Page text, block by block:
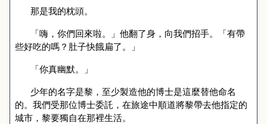
那是我的枕頭。
「嗨，你們回來啦。」他翻了身，向我們招手。「有帶
些好吃的嗎？肚子快餓扁了。」
「你真幽默。」
少年的名字是黎，至少製造他的博士是這麼替他命名
的。我們受那位博士委託，在旅途中順道將黎帶去他指定的
城市，黎要獨自在那裡生活。